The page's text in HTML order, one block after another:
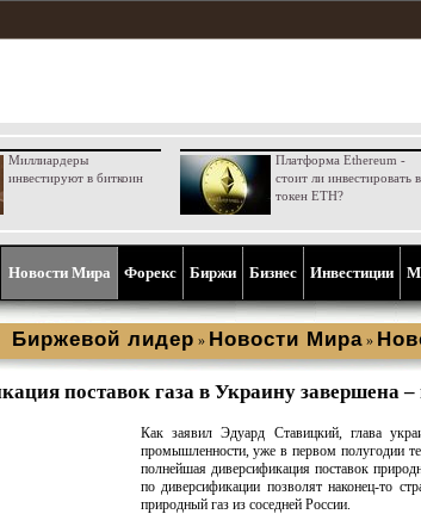
Миллиардеры
инвестируют в биткоин
Платформа Ethereum -
стоит ли инвестировать в
токен ETH?
Новости Мира Форекс Биржи Бизнес Инвестиции
Биржевой лидер » Новости Мира »
поставок газа в Украину завершена
Как заявил Эдуард Ставицкий, глава
промышленности, уже в первом полугодии
полнейшая диверсификация поставок
по диверсификации позволят наконец-то
природный газ из соседней России.